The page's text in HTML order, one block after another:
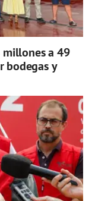
a 49
bodegas y